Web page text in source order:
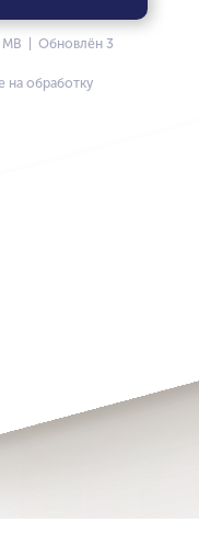
MB | Обновлён 3
на обработку